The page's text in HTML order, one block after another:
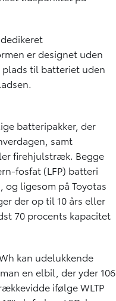
er designet uden
til batteriet uden
batteripakker, der
samt
firehjulstræk. Begge
fosfat (LFP) batteri
ligesom på Toyotas
der op til 10 års eller
70 procents kapacitet
kan udelukkende
en elbil, der yder 106
ifølge WLTP